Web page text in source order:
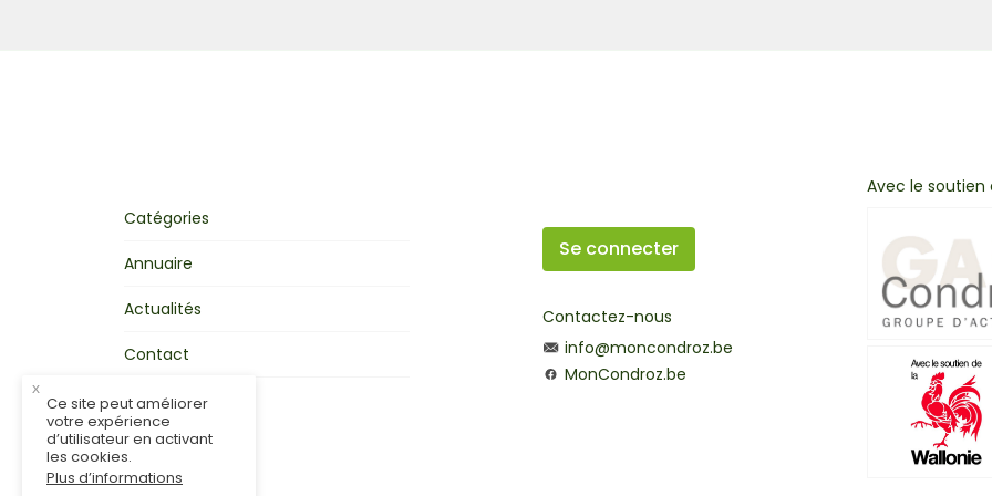
Catégories
Annuaire
Actualités
Contact
Mon activité
Se connecter
Contactez-nous
info@moncondroz.be
MonCondroz.be
Avec le soutien
x
Ce site peut améliorer
votre expérience
d’utilisateur en activant
les cookies.
Plus d’informations